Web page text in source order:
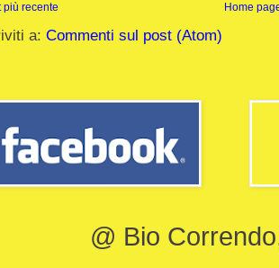
più recente Home
a: Commenti sul post (Atom)
@ Bio